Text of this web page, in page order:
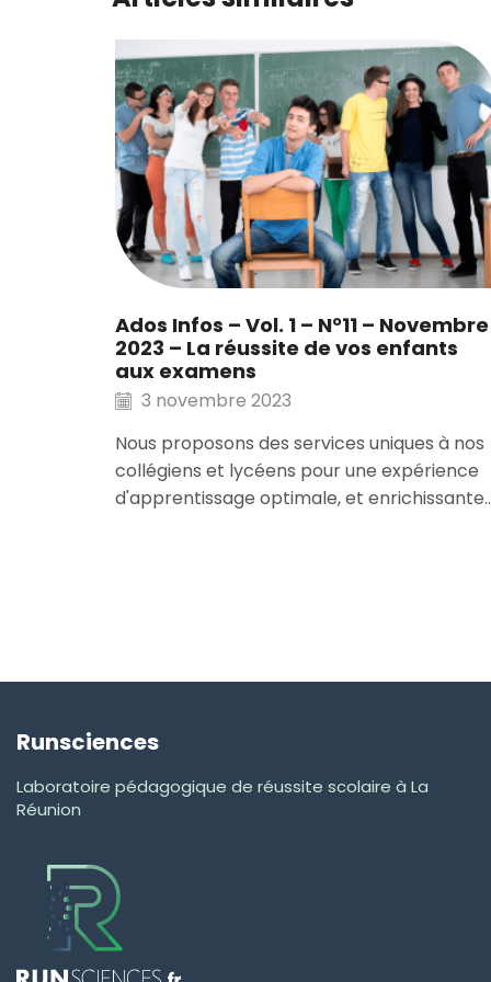
Ados Infos – Vol. 1 – N°11 – Novembre
2023 – La réussite de vos enfants
aux examens
3 novembre 2023
Nous proposons des services uniques à nos
collégiens et lycéens pour une expérience
d'apprentissage optimale, et
Runsciences
Laboratoire pédagogique de réussite scolaire à La
Réunion